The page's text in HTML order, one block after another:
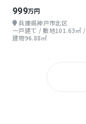
999万円
兵庫県神戸市北区
一戸建て / 敷地101.63㎡ /
建物96.88㎡